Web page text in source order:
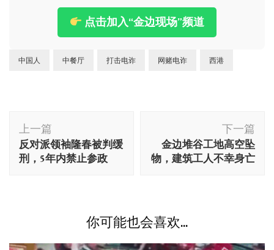
点击加入“金边现场”频道
中国人 中餐厅 打击电诈 网赌电诈 西港
博
文
导
上一篇
反对派领袖隆春被判缓
刑，5年内禁止参政
下一篇
金边堆谷工地高空坠
物，建筑工人不幸身亡
你可能也会喜欢...